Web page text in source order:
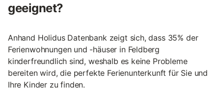
geeignet?
Anhand Holidus Datenbank zeigt sich, dass 35% der
Ferienwohnungen und -häuser in Feldberg
kinderfreundlich sind, weshalb es keine Probleme
bereiten wird, die perfekte Ferienunterkunft für Sie und
Ihre Kinder zu finden.